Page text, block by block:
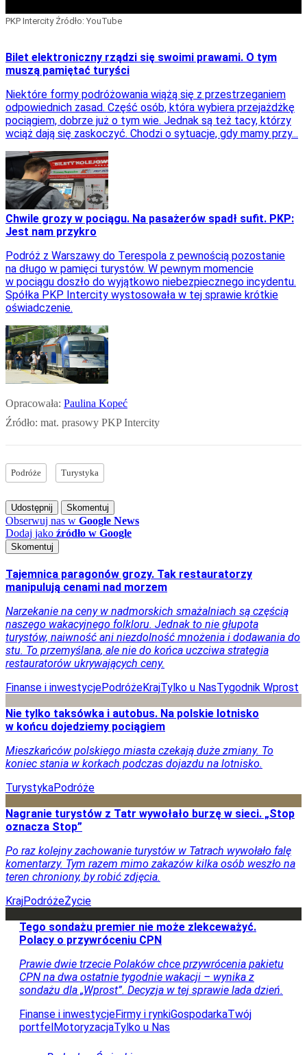
PKP Intercity Źródło: YouTube
Bilet elektroniczny rządzi się swoimi prawami. O tym
muszą pamiętać turyści
Niektóre formy podróżowania wiążą się z przestrzeganiem
odpowiednich zasad. Część osób, która wybiera przejażdżkę
pociągiem, dobrze już o tym wie. Jednak są też tacy, którzy
wciąż dają się zaskoczyć. Chodzi o sytuacje, gdy mamy przy...
Chwile grozy w pociągu. Na pasażerów spadł sufit. PKP:
Jest nam przykro
Podróż z Warszawy do Terespola z pewnością pozostanie
na długo w pamięci turystów. W pewnym momencie
w pociągu doszło do wyjątkowo niebezpiecznego incydentu.
Spółka PKP Intercity wystosowała w tej sprawie krótkie
oświadczenie.
Opracowała: Paulina Kopeć
Źródło: mat. prasowy PKP Intercity
Podróże Turystyka
Udostępnij Skomentuj
Obserwuj nas w Google News
Dodaj jako źródło w Google
Skomentuj
Tajemnica paragonów grozy. Tak restauratorzy
manipulują cenami nad morzem
Narzekanie na ceny w nadmorskich smażalniach są częścią
naszego wakacyjnego folkloru. Jednak to nie głupota
turystów, naiwność ani niezdolność mnożenia i dodawania do
stu. To przemyślana, ale nie do końca uczciwa strategia
restauratorów ukrywających ceny.
Finanse i inwestycjePodróżeKrajTylko u NasTygodnik Wprost
Nie tylko taksówka i autobus. Na polskie lotnisko
Mieszkańców polskiego miasta czekają duże zmiany. To
oznacza Stop”
Po raz kolejny zachowanie turystów w Tatrach wywołało falę
teren chroniony, by robić zdjęcia.
KrajPodróżeŻycie
Tego sondażu premier nie może zlekceważyć.
Polacy o przywróceniu CPN
CPN na dwa ostatnie tygodnie wakacji – wynika z
sondażu dla „Wprost”. Decyzja w tej sprawie lada dzień.